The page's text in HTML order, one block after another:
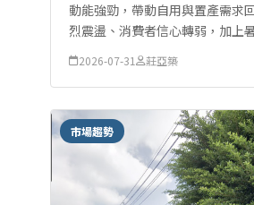
動能強勁，帶動自用與置產需求
烈震盪、消費者信心轉弱，加上
行程等因素影響，7月全台房市交
2026-07-31 莊亞築
市場趨勢